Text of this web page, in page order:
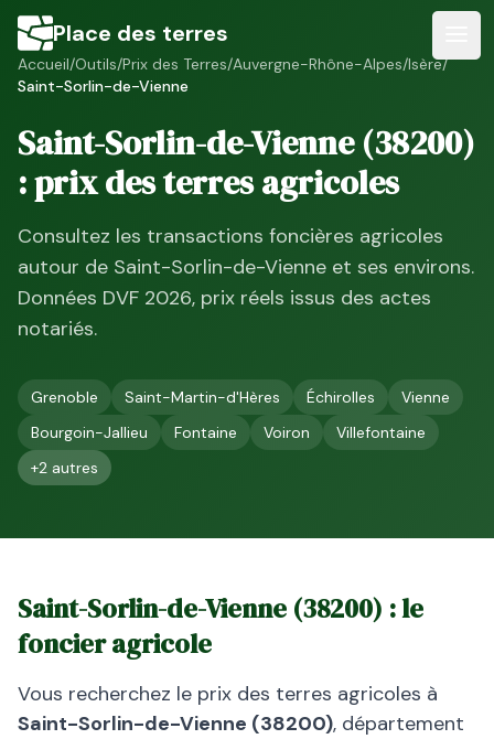
Place des terres
Accueil/Outils/Prix des Terres/Auvergne-Rhône-Alpes/Isère/
Saint-Sorlin-de-Vienne
Saint-Sorlin-de-Vienne(38200)
: prix des terres agricoles
Consultez les transactions foncières agricoles
autour de Saint-Sorlin-de-Vienne et ses environs.
Données DVF 2026, prix réels issus des actes
notariés.
Grenoble Saint-Martin-d'Hères Échirolles
Vienne
Bourgoin-Jallieu
Fontaine Voiron
Villefontaine
+2 autres
Saint-Sorlin-de-Vienne (38200) : le
foncier agricole
Vous recherchez le prix des terres agricoles à
Saint-Sorlin-de-Vienne (38200), département